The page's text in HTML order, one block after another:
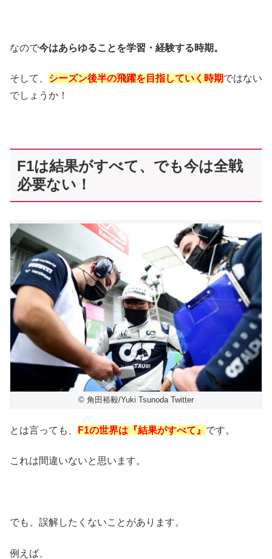
なので今はあらゆることを学習・経験する時期。
そして、 シーズン後半の飛躍を目指していく時期ではない
でしょうか！
F1は結果がすべて、でも今は全戦
必要ない！
© 角田裕毅/Yuki Tsunoda Twitter
とは言っても、 F1の世界は『結果がすべて』 です。
これは間違いないと思います。
でも、誤解したくないことがあります。
例えば、